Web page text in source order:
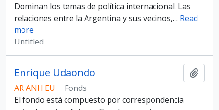
Dominan los temas de política internacional. Las
relaciones entre la Argentina y sus vecinos,… Read
more
Untitled
Enrique Udaondo
AR ANH EU · Fonds
El fondo está compuesto por correspondencia